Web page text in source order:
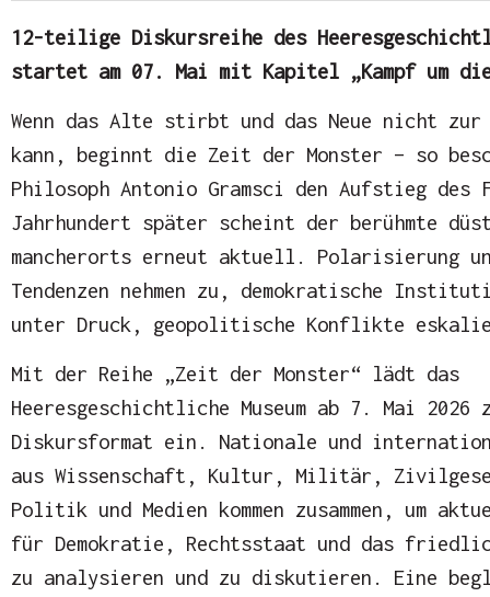
12-teilige Diskursreihe des
startet am 07. Mai mit Kapitel „Kampf um
Wenn das Alte stirbt und das Neue nicht zur
kann, beginnt die Zeit der Monster – so
Philosoph Antonio Gramsci den Aufstieg des
Jahrhundert später scheint der berühmte
mancherorts erneut aktuell. Polarisierung
Tendenzen nehmen zu, demokratische
unter Druck, geopolitische Konflikte
Mit der Reihe „Zeit der Monster“ lädt das
Heeresgeschichtliche Museum ab 7. Mai 2026
Diskursformat ein. Nationale und
aus Wissenschaft, Kultur, Militär,
Politik und Medien kommen zusammen, um
für Demokratie, Rechtsstaat und das
zu analysieren und zu diskutieren. Eine